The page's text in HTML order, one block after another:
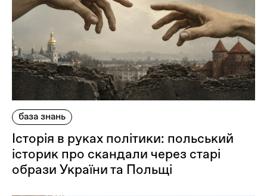
Оплата та доставка
Повернення та обмін
Публічна оферта
Про магазин
КРЕЗЮМЕ
Про сервіс
база знань
Історія в руках політики: польський
історик про скандали через старі
образи України та Польщі